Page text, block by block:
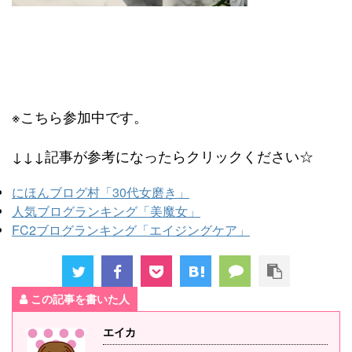
※こちら参加中です。
↓↓↓記事が参考になったらクリックください☆
にほんブログ村「30代女磨き」
人気ブログランキング「美魔女」
FC2ブログランキング「エイジングケア」
この記事を書いた人
エイカ